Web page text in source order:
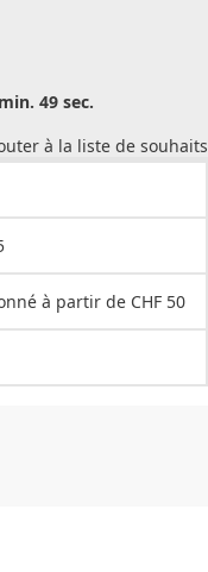
49 sec.
à la liste de souhaits
à partir de CHF 50